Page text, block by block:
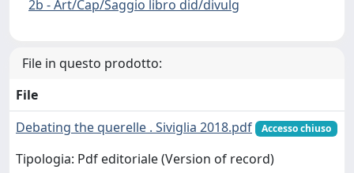
2b - Art/Cap/Saggio libro did/divulg
File in questo prodotto:
File
Debating the querelle . Siviglia 2018.pdf
Accesso chiuso
Tipologia: Pdf editoriale (Version of record)